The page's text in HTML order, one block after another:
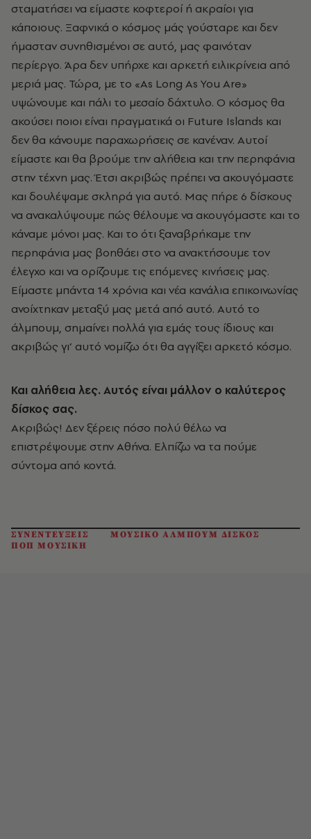
σταματήσει να είμαστε κοφτεροί ή ακραίοι για
κάποιους. Ξαφνικά ο κόσμος μάς γούσταρε και δεν
ήμασταν συνηθισμένοι σε αυτό, μας φαινόταν
περίεργο. Άρα δεν υπήρχε και αρκετή ειλικρίνεια από
μεριά μας. Τώρα, με το «As Long As You Are»
υψώνουμε και πάλι το μεσαίο δάχτυλο. Ο κόσμος θα
ακούσει ποιοι είναι πραγματικά οι Future Islands και
δεν θα κάνουμε παραχωρήσεις σε κανέναν. Αυτοί
είμαστε και θα βρούμε την αλήθεια και την περηφάνια
στην τέχνη μας. Έτσι ακριβώς πρέπει να ακουγόμαστε
και δουλέψαμε σκληρά για αυτό. Μας πήρε 6 δίσκους
να ανακαλύψουμε πώς θέλουμε να ακουγόμαστε και το
κάναμε μόνοι μας. Και το ότι ξαναβρήκαμε την
περηφάνια μας βοηθάει στο να ανακτήσουμε τον
έλεγχο και να ορίζουμε τις επόμενες κινήσεις μας.
Είμαστε μπάντα 14 χρόνια και νέα κανάλια επικοινωνίας
ανοίχτηκαν μεταξύ μας μετά από αυτό. Αυτό το
άλμπουμ, σημαίνει πολλά για εμάς τους ίδιους και
ακριβώς γι’ αυτό νομίζω ότι θα αγγίξει αρκετό κόσμο.
Και αλήθεια λες. Αυτός είναι μάλλον ο καλύτερος
δίσκος σας.
Ακριβώς! Δεν ξέρεις πόσο πολύ θέλω να
επιστρέψουμε στην Αθήνα. Ελπίζω να τα πούμε
σύντομα από κοντά.
ΣΥΝΕΝΤΕΥΞΕΙΣ
ΜΟΥΣΙΚΟ ΑΛΜΠΟΥΜ ΔΙΣΚΟΣ
ΠΟΠ ΜΟΥΣΙΚΗ